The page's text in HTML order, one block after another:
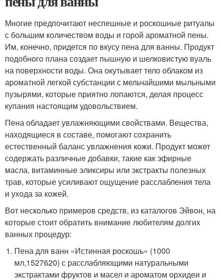
Многие предпочитают неспешные и роскошные ритуалы
с большим количеством воды и горой ароматной пены.
Им, конечно, придется по вкусу пена для ванны. Продукт
подобного плана создает пышную и шелковистую вуаль
на поверхности воды. Она окутывает тело облаком из
ароматной легкой субстанции с мельчайшими мыльными
пузырями, которые приятно лопаются, делая процесс
купания настоящим удовольствием.
Пена обладает увлажняющими свойствами. Вещества,
находящиеся в составе, помогают сохранить
естественный баланс увлажнения кожи. Продукт может
содержать различные добавки, такие как эфирные
масла, витаминные эликсиры или экстракты полезных
трав, которые усиливают ощущение расслабления тела
и ухода за кожей.
Вот несколько примеров средств, из каталогов Эйвон, на
которые стоит обратить внимание любителям долгих
ванных процедур:
Пена для ванн «Истинная роскошь» (1000
мл,1527620) с расслабляющими натуральными
экстрактами фруктов и масел и ароматом орхидеи и